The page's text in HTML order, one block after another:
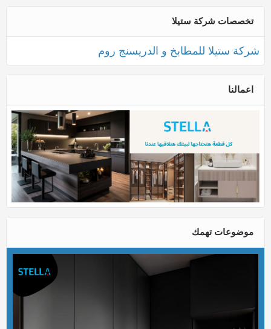
تخصصات شركة ستيلا
شركة ستيلا للمطابخ و الدريسنج روم
اعمالنا
موضوعات تهمك